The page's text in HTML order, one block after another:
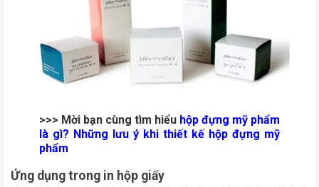
>>> Mời bạn cùng tìm hiểu hộp đựng mỹ phẩm
là gì? Những lưu ý khi thiết kế hộp đựng mỹ
phẩm
Ứng dụng trong in hộp giấy